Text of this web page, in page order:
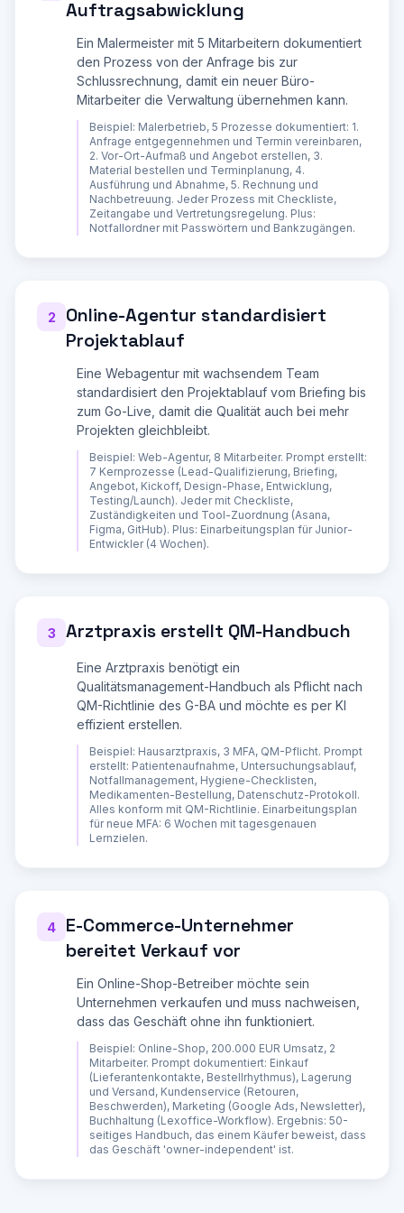
11. Wie läuft die Leistungserbringung /
12. Wie werden Rechnungen erstellt und
Zahlungseingänge überwacht?
13. Wie läuft der Kundenservice / die
Nachbetreuung?
Prozesshandbuch:
**TEIL 1: PROZESSLANDKARTE**
Erstelle eine Übersicht aller
Geschäftsprozesse, gruppiert in:
1. **Fuehrungsprozesse** (strategisch)
   - Finanzplanung und Controlling
   - Kundenakquise und Marketing
   - Angebotsstellung und Verhandlung
   - Auftragsabwicklung / Leistungserbringung
3. **Unterstuetzungsprozesse** (verwaltend)
**TEIL 2: DETAILLIERTE PROZESSDOKUMENTATION**
Für jeden identifizierten Kernprozess erstelle
eine Dokumentation nach folgendem Schema:
---
**Vertretung:** [Rolle/Person]
**Ausloeser:** [Was startet den Prozess?]
**Ergebnis:** [Was ist das Endergebnis?]
**Geschaetzte Dauer:** [Zeitrahmen]
**Schritt-für-Schritt-Anleitung:**
| Schritt | Aktion | Verantwortlich |
Tool/System | Dauer | Checkliste |
|---|---|---|---|---|---|
| 1 | [Aktion beschreiben] | [Rolle] | [Tool] |
[Min] | [ ] Erledigt |
| 2 | [Aktion beschreiben] | [Rolle] | [Tool] |
[Min] | [ ] Erledigt |
- Woran erkennt man, dass der Prozess korrekt
- Was sind typische Fehler und wie vermeidet
man sie?
**Benoetigte Unterlagen / Vorlagen:**
- [Vorlage 1] - Speicherort: [Pfad/Link]
- [Vorlage 2] - Speicherort: [Pfad/Link]
Dokumentiere mindestens die 5-8 wichtigsten
Prozesse im Detail.
**TEIL 3: CHECKLISTEN**
Erstelle für jeden Prozess eine kompakte
Auftragsabwicklung
Ein Malermeister mit 5 Mitarbeitern dokumentiert
den Prozess von der Anfrage bis zur
Schlussrechnung, damit ein neuer Büro-
Mitarbeiter die Verwaltung übernehmen kann.
Beispiel: Malerbetrieb, 5 Prozesse dokumentiert: 1.
Anfrage entgegennehmen und Termin vereinbaren,
2. Vor-Ort-Aufmaß und Angebot erstellen, 3.
Material bestellen und Terminplanung, 4.
Ausführung und Abnahme, 5. Rechnung und
Nachbetreuung. Jeder Prozess mit Checkliste,
Zeitangabe und Vertretungsregelung. Plus:
Notfallordner mit Passwörtern und Bankzugängen.
2
Online-Agentur standardisiert
Projektablauf
Eine Webagentur mit wachsendem Team
standardisiert den Projektablauf vom Briefing bis
zum Go-Live, damit die Qualität auch bei mehr
Projekten gleichbleibt.
Beispiel: Web-Agentur, 8 Mitarbeiter. Prompt erstellt:
7 Kernprozesse (Lead-Qualifizierung, Briefing,
Angebot, Kickoff, Design-Phase, Entwicklung,
Testing/Launch). Jeder mit Checkliste,
Zuständigkeiten und Tool-Zuordnung (Asana,
Figma, GitHub). Plus: Einarbeitungsplan für Junior-
Entwickler (4 Wochen).
3 Arztpraxis erstellt QM-Handbuch
Eine Arztpraxis benötigt ein
Qualitätsmanagement-Handbuch als Pflicht nach
QM-Richtlinie des G-BA und möchte es per KI
effizient erstellen.
Beispiel: Hausarztpraxis, 3 MFA, QM-Pflicht. Prompt
erstellt: Patientenaufnahme, Untersuchungsablauf,
Notfallmanagement, Hygiene-Checklisten,
Medikamenten-Bestellung, Datenschutz-Protokoll.
Alles konform mit QM-Richtlinie. Einarbeitungsplan
für neue MFA: 6 Wochen mit tagesgenauen
Lernzielen.
4
E-Commerce-Unternehmer
bereitet Verkauf vor
Ein Online-Shop-Betreiber möchte sein
Unternehmen verkaufen und muss nachweisen,
dass das Geschäft ohne ihn funktioniert.
Beispiel: Online-Shop, 200.000 EUR Umsatz, 2
Mitarbeiter. Prompt dokumentiert: Einkauf
(Lieferantenkontakte, Bestellrhythmus), Lagerung
und Versand, Kundenservice (Retouren,
Beschwerden), Marketing (Google Ads, Newsletter),
Buchhaltung (Lexoffice-Workflow). Ergebnis: 50-
seitiges Handbuch, das einem Käufer beweist, dass
das Geschäft 'owner-independent' ist.